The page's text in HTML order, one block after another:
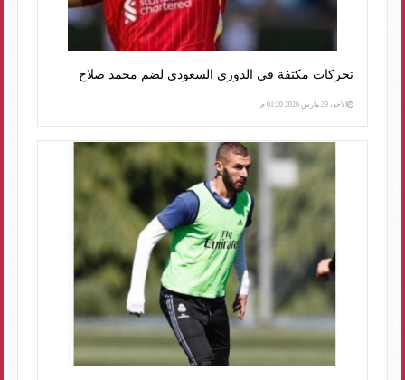
تحركات مكثفة في الدوري السعودي لضم محمد صلاح
الأحد، 29 مارس 2026 01:20 م